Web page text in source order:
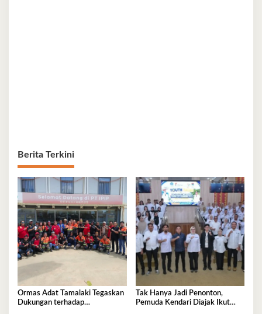
Berita Terkini
Ormas Adat Tamalaki Tegaskan
Dukungan terhadap
Tak Hanya Jadi Penonton,
Pemuda Kendari Diajak Ikut